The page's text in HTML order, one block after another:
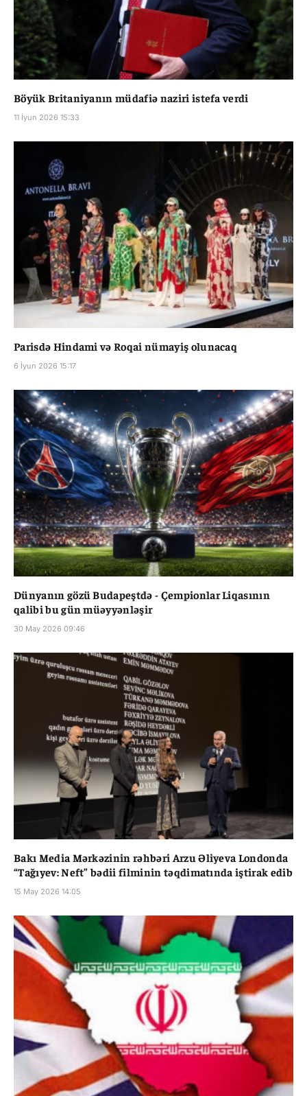
Böyük Britaniyanın müdafiə naziri istefa verdi
11 İyun 2026 15:33
Parisdə Hindami və Roqai nümayiş olunacaq
6 İyun 2026 15:17
Dünyanın gözü Budapeştdə - Çempionlar Liqasının
qalibi bu gün müəyyənləşir
30 May 2026 09:46
Bakı Media Mərkəzinin rəhbəri Arzu Əliyeva Londonda
“Tağıyev: Neft” bədii filminin təqdimatında iştirak edib
15 May 2026 14:05